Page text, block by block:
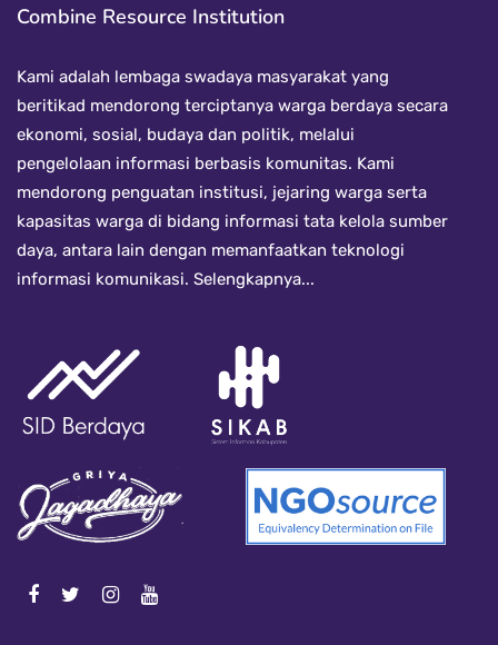
Combine Resource Institution
Kami adalah lembaga swadaya masyarakat yang
beritikad mendorong terciptanya warga berdaya secara
ekonomi, sosial, budaya dan politik, melalui
pengelolaan informasi berbasis komunitas. Kami
mendorong penguatan institusi, jejaring warga serta
kapasitas warga di bidang informasi tata kelola sumber
daya, antara lain dengan memanfaatkan teknologi
informasi komunikasi. Selengkapnya...